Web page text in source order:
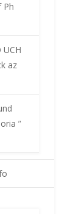
Ph
UCH
az
”